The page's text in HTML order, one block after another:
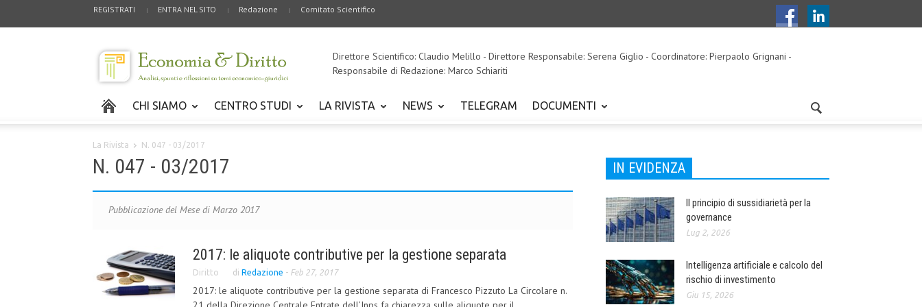
REGISTRATI ENTRA NEL SITO Redazione Comitato Scientifico
Direttore Scientifico: Claudio Melillo - Direttore Responsabile: Serena Giglio - Coordinatore: Pierpaolo Grignani -
Responsabile di Redazione: Marco Schiariti
CHI SIAMO CENTRO STUDI LA RIVISTA NEWS TELEGRAM DOCUMENTI
La Rivista N. 047 - 03/2017
N. 047 - 03/2017
Pubblicazione del Mese di Marzo 2017
2017: le aliquote contributive per la gestione separata
Diritto di Redazione - Feb 27, 2017
2017: le aliquote contributive per la gestione separata di Francesco Pizzuto La Circolare n.
IN EVIDENZA
Il principio di sussidiarietà per la
governance
Lug 2, 2026
Intelligenza artificiale e calcolo del
rischio di investimento
Giu 15, 2026